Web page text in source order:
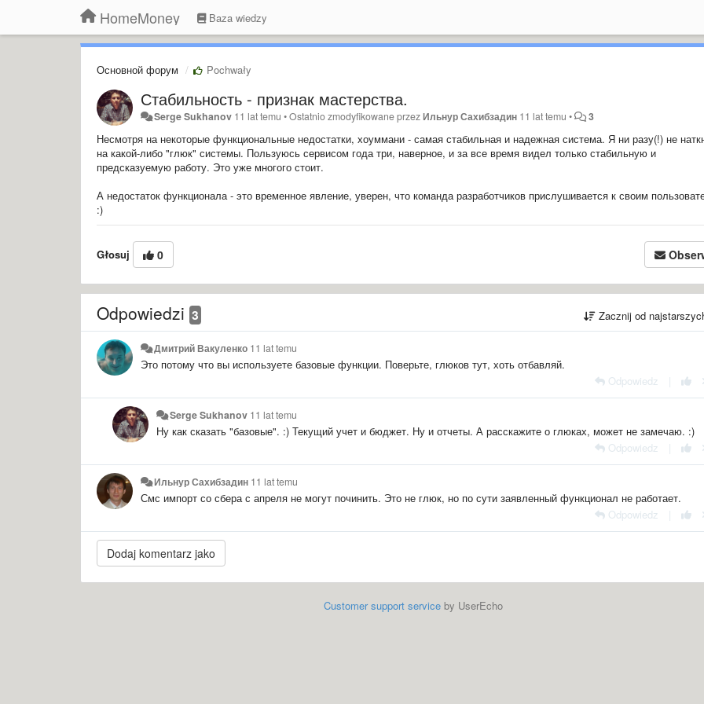
HomeMoney Baza wiedzy
Основной форум Pochwały
Стабильность - признак мастерства.
Serge Sukhanov 11 lat temu •Ostatnio zmodyfikowane przezИльнур Сахибзадин 11 lat temu • 3
Несмотря на некоторые функциональные недостатки, хоуммани - самая стабильная и надежная система. Я ни разу(!) не
на какой-либо "глюк" системы. Пользуюсь сервисом года три, наверное, и за все время видел только стабильную и
предсказуемую работу. Это уже многого стоит.
А недостаток функционала - это временное явление, уверен, что команда разработчиков прислушивается к своим
:)
Głosuj 0
Odpowiedzi 3 Zacznij od
Дмитрий Вакуленко 11 lat temu
Это потому что вы используете базовые функции. Поверьте, глюков тут, хоть отбавляй.
Odpowiedz
Serge Sukhanov 11 lat temu
Ну как сказать "базовые". :) Текущий учет и бюджет. Ну и отчеты. А расскажите о глюках, может не замечаю. :)
Odpowiedz
Ильнур Сахибзадин 11 lat temu
Смс импорт со сбера с апреля не могут починить. Это не глюк, но по сути заявленный функционал не работает.
Odpowiedz
Customer support serviceby UserEcho